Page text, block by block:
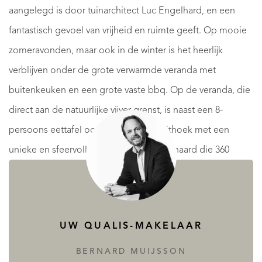
aangelegd is door tuinarchitect Luc Engelhard, en een
fantastisch gevoel van vrijheid en ruimte geeft. Op mooie
zomeravonden, maar ook in de winter is het heerlijk
verblijven onder de grote verwarmde veranda met
buitenkeuken en een grote vaste bbq. Op de veranda, die
direct aan de natuurlijke vijver grenst, is naast een 8-
persoons eettafel ook een gezellige zithoek met een
unieke en sfeervolle “hangende” open haard die 360
graden draaibaar is.
originele details behouden gebleven maar ook veel
moderniseringen doorgevoerd. Zo zijn bijvoorbeeld zowel
UW QUALIS-MAKELAAR
BERNARD MUIJSSON